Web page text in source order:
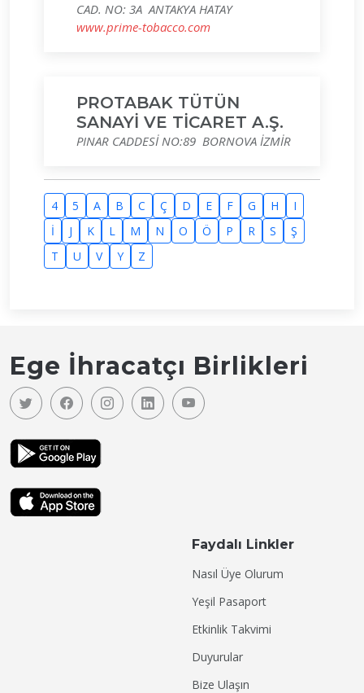
CAD. NO: 3A ANTAKYA HATAY
www.prime-tobacco.com
PROTABAK TÜTÜN
SANAYİ VE TİCARET A.Ş.
PINAR CADDESİ NO:89 BORNOVA İZMİR
4 5 A B C Ç D E F G H
I
İ
J K L M N O Ö P R S
Ş
T
U V Y Z
Ege İhracatçı Birlikleri
Faydalı Linkler
Nasıl Üye Olurum
Yeşil Pasaport
Etkinlik Takvimi
Duyurular
Bize Ulaşın